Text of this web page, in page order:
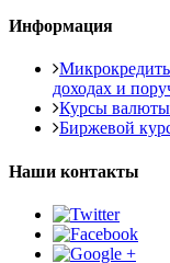
Информация
доходах и
Курсы валюты
Биржевой
Наши контакты